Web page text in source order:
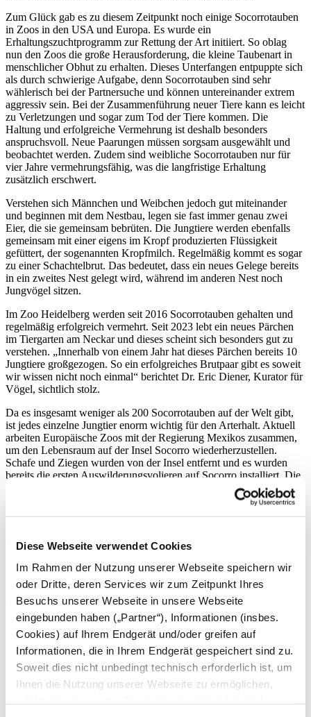
Diese Webseite verwendet Cookies
Im Rahmen der Nutzung unserer Webseite speichern wir
oder Dritte, deren Services wir zum Zeitpunkt Ihres
Besuchs unserer Webseite in unsere Webseite
eingebunden haben („Partner“), Informationen (insbes.
Cookies) auf Ihrem Endgerät und/oder greifen auf
Informationen, die in Ihrem Endgerät gespeichert sind zu.
Soweit dies nicht unbedingt technisch erforderlich ist, um
Ihnen die Nutzung unserer Webseite zu ermöglichen,
Zum Glück gab es zu diesem Zeitpunkt noch einige Socorrotauben
in Zoos in den USA und Europa. Es wurde ein
Erhaltungszuchtprogramm zur Rettung der Art initiiert. So oblag
nun den Zoos die große Herausforderung, die kleine Taubenart in
menschlicher Obhut zu erhalten. Dieses Unterfangen entpuppte sich
als durch schwierige Aufgabe, denn Socorrotauben sind sehr
wählerisch bei der Partnersuche und können untereinander extrem
aggressiv sein. Bei der Zusammenführung neuer Tiere kann es leicht
zu Verletzungen und sogar zum Tod der Tiere kommen. Die
Haltung und erfolgreiche Vermehrung ist deshalb besonders
anspruchsvoll. Neue Paarungen müssen sorgsam ausgewählt und
beobachtet werden. Zudem sind weibliche Socorrotauben nur für
vier Jahre vermehrungsfähig, was die langfristige Erhaltung
zusätzlich erschwert.
Verstehen sich Männchen und Weibchen jedoch gut miteinander
und beginnen mit dem Nestbau, legen sie fast immer genau zwei
Eier, die sie gemeinsam bebrüten. Die Jungtiere werden ebenfalls
gemeinsam mit einer eigens im Kropf produzierten Flüssigkeit
gefüttert, der sogenannten Kropfmilch. Regelmäßig kommt es sogar
zu einer Schachtelbrut. Das bedeutet, dass ein neues Gelege bereits
in ein zweites Nest gelegt wird, während im anderen Nest noch
Jungvögel sitzen.
Im Zoo Heidelberg werden seit 2016 Socorrotauben gehalten und
regelmäßig erfolgreich vermehrt. Seit 2023 lebt ein neues Pärchen
im Tiergarten am Neckar und dieses scheint sich besonders gut zu
verstehen. „Innerhalb von einem Jahr hat dieses Pärchen bereits 10
Jungtiere großgezogen. So ein erfolgreiches Brutpaar gibt es soweit
wir wissen nicht noch einmal“ berichtet Dr. Eric Diener, Kurator für
Vögel, sichtlich stolz.
Da es insgesamt weniger als 200 Socorrotauben auf der Welt gibt,
ist jedes einzelne Jungtier enorm wichtig für den Arterhalt. Aktuell
arbeiten Europäische Zoos mit der Regierung Mexikos zusammen,
um den Lebensraum auf der Insel Socorro wiederherzustellen.
Schafe und Ziegen wurden von der Insel entfernt und es wurden
bereits die ersten Auswilderungsvolieren auf Socorro installiert. Die
zuständigen Artenschützer hoffen, dass innerhalb der nächsten Jahre
bereits erste Auswilderungen der Socorrotaube durchgeführt werden
Veröffentlichung: 02.05.2024
Pressemeldung als PDF zum download
(pdf - 690.12 kb)
Download
Archiv
2026
August